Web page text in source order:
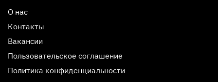
О нас
Контакты
Вакансии
Пользовательское соглашение
Политика конфиденциальности